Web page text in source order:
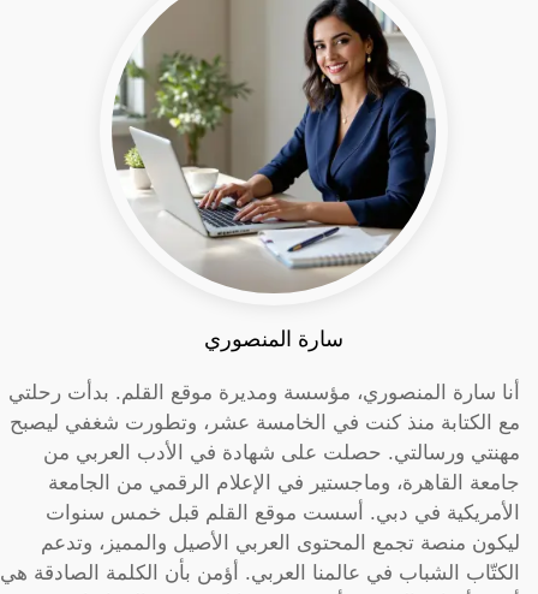
سارة المنصوري
أنا سارة المنصوري، مؤسسة ومديرة موقع القلم. بدأت رحلتي
مع الكتابة منذ كنت في الخامسة عشر، وتطورت شغفي ليصبح
مهنتي ورسالتي. حصلت على شهادة في الأدب العربي من
جامعة القاهرة، وماجستير في الإعلام الرقمي من الجامعة
الأمريكية في دبي. أسست موقع القلم قبل خمس سنوات
ليكون منصة تجمع المحتوى العربي الأصيل والمميز، وتدعم
الكتّاب الشباب في عالمنا العربي. أؤمن بأن الكلمة الصادقة هي